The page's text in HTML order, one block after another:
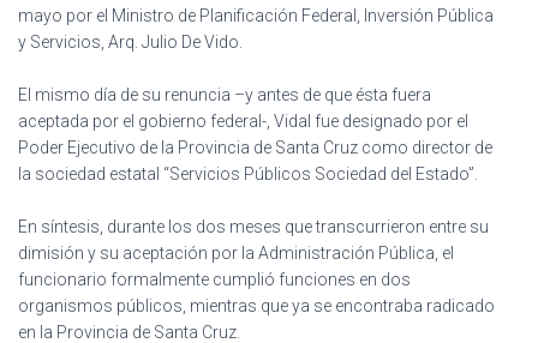
mayo por el Ministro de Planificación Federal, Inversión Pública
y Servicios, Arq. Julio De Vido.
El mismo día de su renuncia –y antes de que ésta fuera
aceptada por el gobierno federal-, Vidal fue designado por el
Poder Ejecutivo de la Provincia de Santa Cruz como director de
la sociedad estatal “Servicios Públicos Sociedad del Estado”.
En síntesis, durante los dos meses que transcurrieron entre su
dimisión y su aceptación por la Administración Pública, el
funcionario formalmente cumplió funciones en dos
organismos públicos, mientras que ya se encontraba radicado
en la Provincia de Santa Cruz.